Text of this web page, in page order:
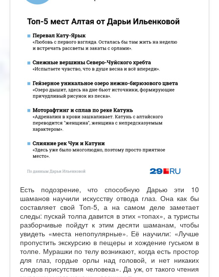
Есть подозрение, что способную Дарью эти 10
шаманов научили искусству отвода глаз. Она как бы
составляет свой Топ-5, а на самом деле заметает
следы: пускай толпа давится в этих «топах», а туристы
разборчивые пойдут к этим десяти шаманам, чтобы
увидеть «места непопулярные». Её научили: «Лучше
пропустить экскурсию в пещеры и хождение гуськом в
толпе. Мурашки по телу возникают, когда есть простор
для глаз, гордые орлы над головой, и нет никаких
следов присутствия человека». Да уж, от такого чтения